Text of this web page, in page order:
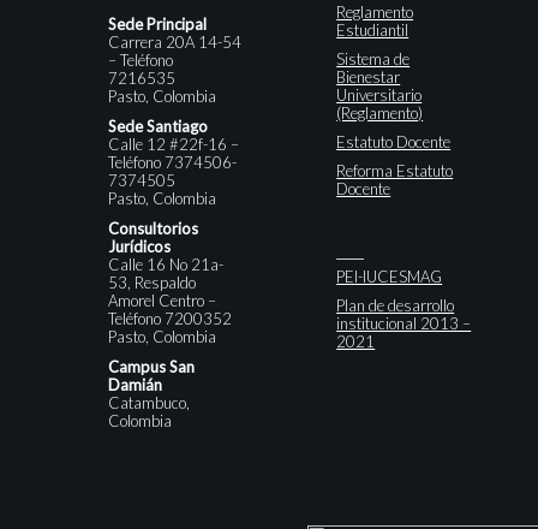
Sede Principal
Carrera 20A 14-54
– Teléfono
7216535
Pasto, Colombia
Sede Santiago
Calle 12 #22f-16 –
Teléfono 7374506-
7374505
Pasto, Colombia
Consultorios
Jurídicos
Calle 16 No 21a-
53, Respaldo
Amorel Centro –
Teléfono 7200352
Pasto, Colombia
Campus San
Damián
Catambuco,
Colombia
Reglamento
Estudiantil
Sistema de
Bienestar
Universitario
(Reglamento)
Estatuto Docente
Reforma Estatuto
Docente
PEI-IUCESMAG
Plan de desarrollo
institucional 2013 –
2021